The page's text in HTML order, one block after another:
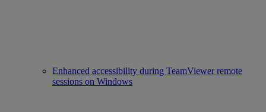
Enhanced accessibility during TeamViewer remote
sessions on Windows